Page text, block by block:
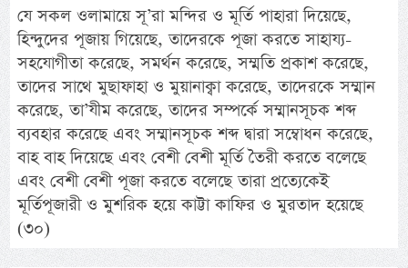
যে সকল ওলামায়ে সূ’রা মন্দির ও মূর্তি পাহারা দিয়েছে,
হিন্দুদের পূজায় গিয়েছে, তাদেরকে পূজা করতে সাহায্য-
সহযোগীতা করেছে, সমর্থন করেছে, সম্মতি প্রকাশ করেছে,
তাদের সাথে মুছাফাহা ও মুয়ানাক্বা করেছে, তাদেরকে সম্মান
করেছে, তা’যীম করেছে, তাদের সম্পর্কে সম্মানসূচক শব্দ
ব্যবহার করেছে এবং সম্মানসূচক শব্দ দ্বারা সম্বোধন করেছে,
বাহ বাহ দিয়েছে এবং বেশী বেশী মূর্তি তৈরী করতে বলেছে
এবং বেশী বেশী পূজা করতে বলেছে তারা প্রত্যেকেই
মূর্তিপূজারী ও মুশরিক হয়ে কাট্টা কাফির ও মুরতাদ হয়েছে
(৩০)